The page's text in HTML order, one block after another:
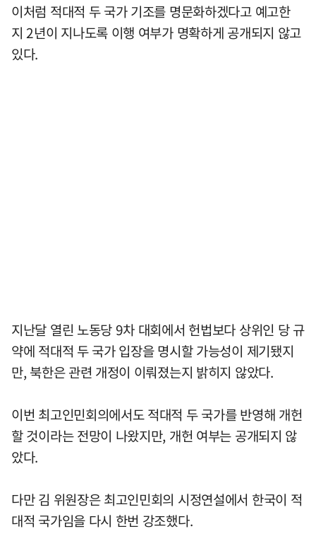
이처럼 적대적 두 국가 기조를 명문화하겠다고 예고한
지 2년이 지나도록 이행 여부가 명확하게 공개되지 않고
있다.
지난달 열린 노동당 9차 대회에서 헌법보다 상위인 당 규
약에 적대적 두 국가 입장을 명시할 가능성이 제기됐지
만, 북한은 관련 개정이 이뤄졌는지 밝히지 않았다.
이번 최고인민회의에서도 적대적 두 국가를 반영해 개헌
할 것이라는 전망이 나왔지만, 개헌 여부는 공개되지 않
았다.
다만 김 위원장은 최고인민회의 시정연설에서 한국이 적
대적 국가임을 다시 한번 강조했다.